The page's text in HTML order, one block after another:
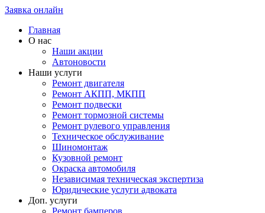
Заявка онлайн
Главная
О нас
Наши акции
Автоновости
Наши услуги
Ремонт двигателя
Ремонт АКПП, МКПП
Ремонт подвески
Ремонт тормозной системы
Ремонт рулевого управления
Техническое обслуживание
Шиномонтаж
Кузовной ремонт
Окраска автомобиля
Независимая техническая экспертиза
Юридические услуги адвоката
Доп. услуги
Ремонт бамперов